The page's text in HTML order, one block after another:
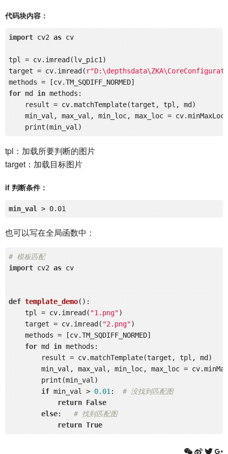
代码块内容：
import cv2 as cv
tpl = cv.imread(lv_pic1)
target = cv.imread(
for md in methods:
    result = cv.matchTemplate(target, tpl, md)
min_val, max_val, min_loc, max_loc =
tpl：加载所要判断的图片
target：加载目标图片
if 判断条件：
min_val > 0.01
也可以写在全局函数中：
# 模板匹配
import cv2 as cv
def template_demo() :
    tpl = cv.imread(
"1.png")
    target = cv.imread(
"2.png")
    methods = [cv.TM_SQDIFF_NORMED]
for md in methods:
        result = cv.matchTemplate(target, tpl, md)
min_val, max_val, min_loc, max_loc =
        print(min_val)
if min_val > 0.01 : # 没找到匹配图
return False
else: # 找到匹配图
return True